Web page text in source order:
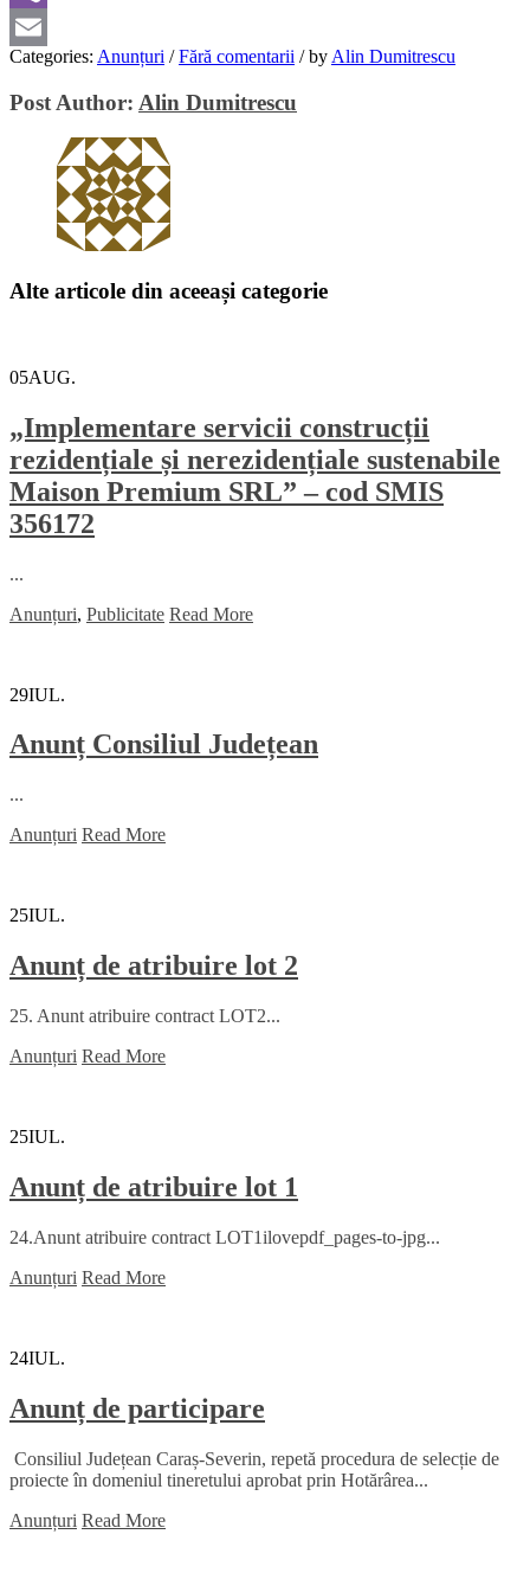
Viber
Email
Categories: Anunțuri / Fără comentarii /by Alin Dumitrescu
Post Author: Alin Dumitrescu
Alte articole din aceeași categorie
05AUG.
„Implementare servicii construcții
rezidențiale și nerezidențiale sustenabile
Maison Premium SRL” – cod SMIS
356172
...
Anunțuri, Publicitate Read More
29IUL.
Anunț Consiliul Județean
...
Anunțuri Read More
25IUL.
Anunț de atribuire lot 2
25. Anunt atribuire contract LOT2...
Anunțuri Read More
25IUL.
Anunț de atribuire lot 1
24.Anunt atribuire contract LOT1ilovepdf_pages-to-jpg...
Anunțuri Read More
24IUL.
Anunț de participare
Consiliul Județean Caraș-Severin, repetă procedura de selecție de
proiecte în domeniul tineretului aprobat prin Hotărârea...
Anunțuri Read More